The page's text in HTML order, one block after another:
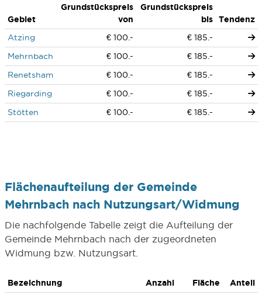
Gebiet
Grundstückspreis
von
Grundstückspreis
bis
Tendenz
Atzing
€ 100.-
€ 185.-
Mehrnbach
€ 100.-
€ 185.-
Renetsham
€ 100.-
€ 185.-
Riegarding
€ 100.-
€ 185.-
Stötten
€ 100.- € 185.-
Flächenaufteilung der Gemeinde
Mehrnbach nach Nutzungsart/Widmung
Die nachfolgende Tabelle zeigt die Aufteilung der
Gemeinde Mehrnbach nach der zugeordneten
Widmung bzw. Nutzungsart.
Bezeichnung Anzahl Fläche Anteil